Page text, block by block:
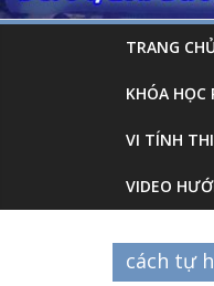
TRANG
KHÓA HỌC
VI TÍNH
VIDEO
cách tự